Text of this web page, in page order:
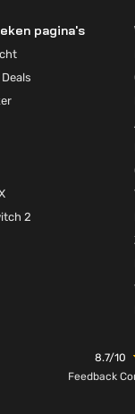
pagina's
2
8.7/10
Feedback